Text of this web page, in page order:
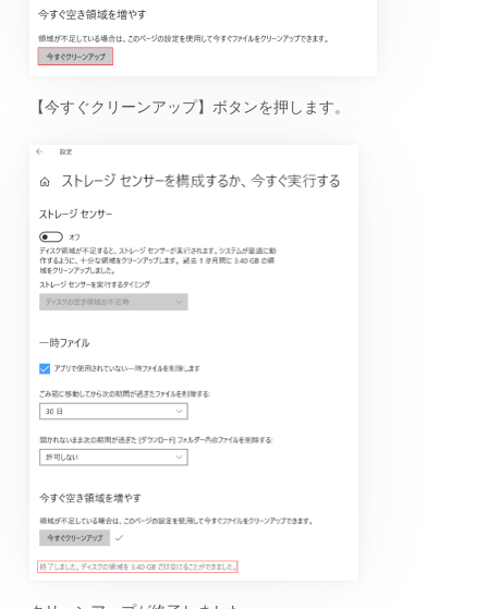
【今すぐクリーンアップ】ボタンを押します。